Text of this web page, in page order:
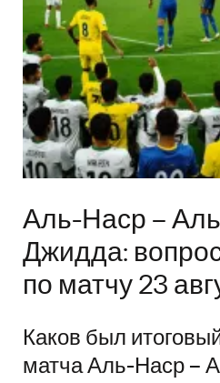
Аль-Наср –
Джидда:
по матчу 23
Каков был
матча Аль-Наср –